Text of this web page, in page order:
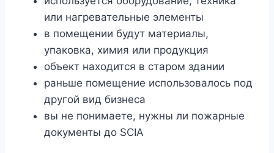
или нагревательные элементы
в помещении будут материалы,
упаковка, химия или продукция
объект находится в старом здании
раньше помещение использовалось под
другой вид бизнеса
вы не понимаете, нужны ли пожарные
документы до SCIA